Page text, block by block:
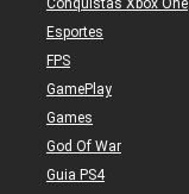
Conquistas Xbox One
Esportes
FPS
GamePlay
Games
God Of War
Guia PS4